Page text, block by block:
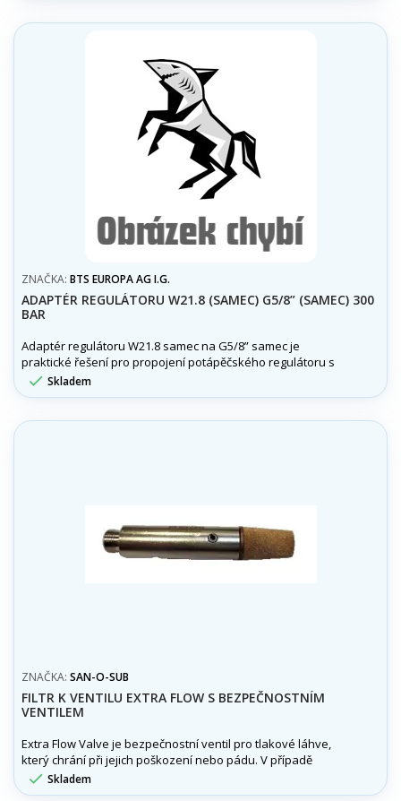
ZNAČKA: BTS EUROPA AG I.G.
ADAPTÉR REGULÁTORU W21.8 (SAMEC) G5/8” (SAMEC) 300
BAR
Adaptér regulátoru W21.8 samec na G5/8” samec je
praktické řešení pro propojení potápěčského regulátoru s
různými typy ventilů a tlakových systémů.
 Skladem
ZNAČKA: SAN-O-SUB
FILTR K VENTILU EXTRA FLOW S BEZPEČNOSTNÍM
VENTILEM
Extra Flow Valve je bezpečnostní ventil pro tlakové láhve,
který chrání při jejich poškození nebo pádu. V případě
ulomení ventilu automaticky omezí průtok plynu a zabrání
vzniku nebezpečného reakčního tahu.
 Skladem